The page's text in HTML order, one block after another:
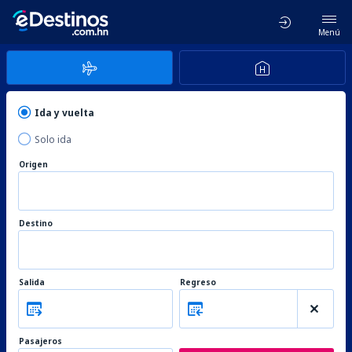
Menú
Ida y vuelta
Solo ida
Origen
Destino
Salida Regreso
Pasajeros